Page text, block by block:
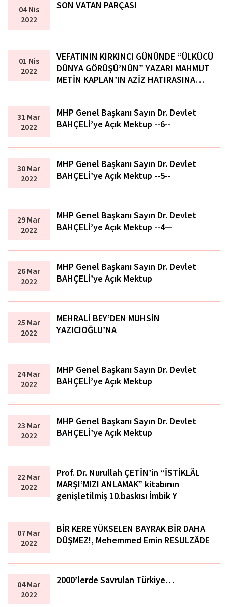
04 Nis
2022
SON VATAN PARÇASI
01 Nis
2022
VEFATININ KIRKINCI GÜNÜNDE “ÜLKÜCÜ
DÜNYA GÖRÜŞÜ’NÜN” YAZARI MAHMUT
METİN KAPLAN’IN AZİZ HATIRASINA…
31 Mar
2022
MHP Genel Başkanı Sayın Dr. Devlet
BAHÇELİ’ye Açık Mektup --6--
30 Mar
2022
MHP Genel Başkanı Sayın Dr. Devlet
BAHÇELİ’ye Açık Mektup --5--
29 Mar
2022
MHP Genel Başkanı Sayın Dr. Devlet
BAHÇELİ’ye Açık Mektup --4—
26 Mar
2022
MHP Genel Başkanı Sayın Dr. Devlet
BAHÇELİ’ye Açık Mektup
25 Mar
2022
MEHRALİ BEY’DEN MUHSİN
YAZICIOĞLU’NA
24 Mar
2022
MHP Genel Başkanı Sayın Dr. Devlet
BAHÇELİ’ye Açık Mektup
23 Mar
2022
MHP Genel Başkanı Sayın Dr. Devlet
BAHÇELİ’ye Açık Mektup
22 Mar
2022
Prof. Dr. Nurullah ÇETİN’in “İSTİKLÂL
MARŞI’MIZI ANLAMAK” kitabının
genişletilmiş 10.baskısı İmbik Y
07 Mar
2022
BİR KERE YÜKSELEN BAYRAK BİR DAHA
DÜŞMEZ!, Mehemmed Emin RESULZÂDE
04 Mar
2022
2000’lerde Savrulan Türkiye…